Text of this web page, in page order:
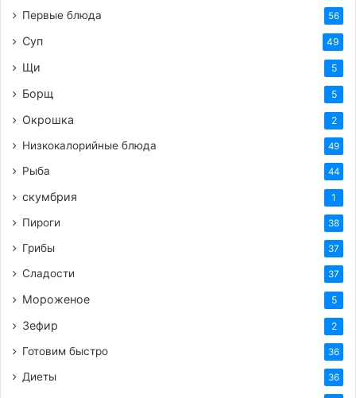
насадки с диаметром верхней части не менее
мешка. Важно делать всё очень быстро. Если
используется половина от указанных порций,
то хватит 1 мешка.
пергамент.
По этому классическому рецепту зефир сохнет
20-25 часов в теплом помещении. Затем его
нужно присыпать сахарной пудрой и, соединив
половинки, переложить в пищевой контейнер.
температуре 4-5 суток.
2. Зефир (яблочный мусс)
Первые блюда 56
Суп 49
Щи 5
Борщ 5
Окрошка 2
Низкокалорийные блюда 49
Рыба 44
скумбрия 1
Пироги 38
Грибы 37
Сладости 37
Мороженое 5
Зефир 2
Готовим быстро 36
Диеты 36